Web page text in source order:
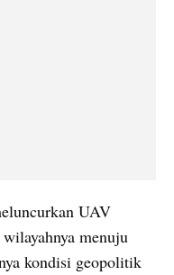
UAV
menuju
kondisi geopolitik